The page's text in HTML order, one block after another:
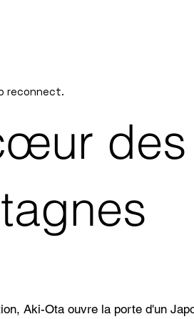
reconnect.
des
Aki-Ota ouvre la porte d'un